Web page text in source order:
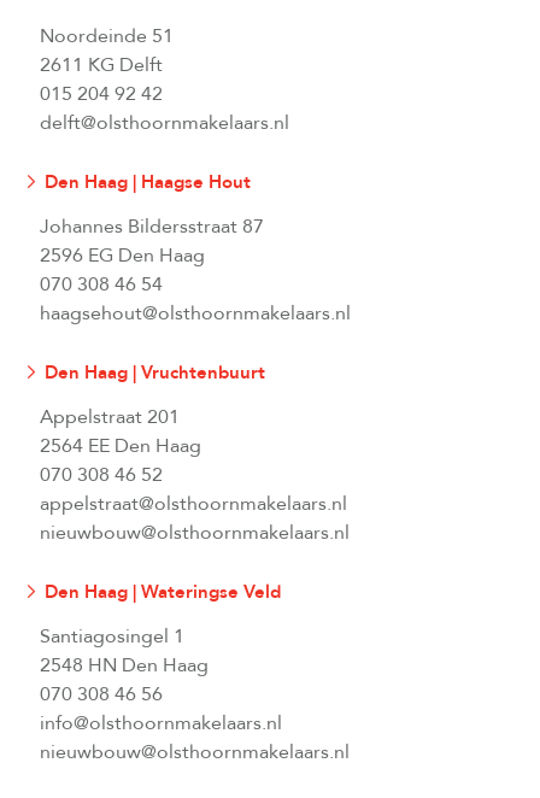
Noordeinde 51
2611 KG Delft
015 204 92 42
delft@olsthoornmakelaars.nl
Den Haag | Haagse Hout
Johannes Bildersstraat 87
2596 EG Den Haag
070 308 46 54
haagsehout@olsthoornmakelaars.nl
Den Haag | Vruchtenbuurt
Appelstraat 201
2564 EE Den Haag
070 308 46 52
appelstraat@olsthoornmakelaars.nl
nieuwbouw@olsthoornmakelaars.nl
Den Haag | Wateringse Veld
Santiagosingel 1
2548 HN Den Haag
070 308 46 56
info@olsthoornmakelaars.nl
nieuwbouw@olsthoornmakelaars.nl